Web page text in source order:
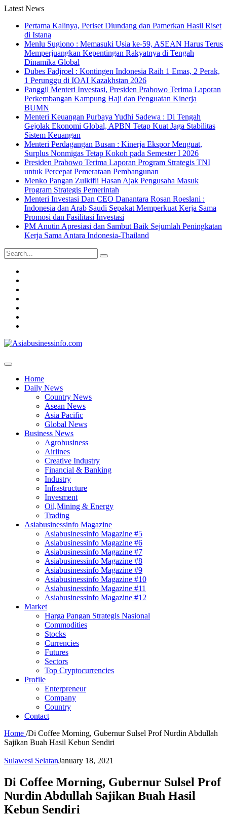
Latest News
Pertama Kalinya, Periset Diundang dan Pamerkan Hasil Riset
di Istana
Menlu Sugiono : Memasuki Usia ke-59, ASEAN Harus Terus
Memperjuangkan Kepentingan Rakyatnya di Tengah
Dinamika Global
Dubes Fadjroel : Kontingen Indonesia Raih 1 Emas, 2 Perak,
1 Perunggu di IOAI Kazakhstan 2026
Panggil Menteri Investasi, Presiden Prabowo Terima Laporan
Perkembangan Kampung Haji dan Penguatan Kinerja
BUMN
Menteri Keuangan Purbaya Yudhi Sadewa : Di Tengah
Gejolak Ekonomi Global, APBN Tetap Kuat Jaga Stabilitas
Sistem Keuangan
Menteri Perdagangan Busan : Kinerja Ekspor Menguat,
Surplus Nonmigas Tetap Kokoh pada Semester I 2026
Presiden Prabowo Terima Laporan Program Strategis TNI
untuk Percepat Pemerataan Pembangunan
Menko Pangan Zulkifli Hasan Ajak Pengusaha Masuk
Program Strategis Pemerintah
Menteri Investasi Dan CEO Danantara Rosan Roeslani :
Indonesia dan Arab Saudi Sepakat Memperkuat Kerja Sama
Promosi dan Fasilitasi Investasi
PM Anutin Apresiasi dan Sambut Baik Sejumlah Peningkatan
Kerja Sama Antara Indonesia-Thailand
Search
for:
Home
Daily News
Country News
Asean News
Asia Pacific
Global News
Business News
Agrobusiness
Airlines
Creative Industry
Financial & Banking
Industry
Infrastructure
Invesment
Oil,Mining & Energy
Trading
Asiabusinessinfo Magazine
Asiabusinessinfo Magazine #5
Asiabusinessinfo Magazine #6
Asiabusinessinfo Magazine #7
Asiabusinessinfo Magazine #8
Asiabusinessinfo Magazine #9
Asiabusinessinfo Magazine #10
Asiabusinessinfo Magazine #11
Asiabusinessinfo Magazine #12
Market
Harga Pangan Strategis Nasional
Commodities
Stocks
Currencies
Futures
Sectors
Top Cryptocurrencies
Profile
Enterpreneur
Company
Country
Contact
Home /Di Coffee Morning, Gubernur Sulsel Prof Nurdin Abdullah
Sajikan Buah Hasil Kebun Sendiri
Sulawesi SelatanJanuary 18, 2021
Di Coffee Morning, Gubernur Sulsel Prof
Nurdin Abdullah Sajikan Buah Hasil
Kebun Sendiri